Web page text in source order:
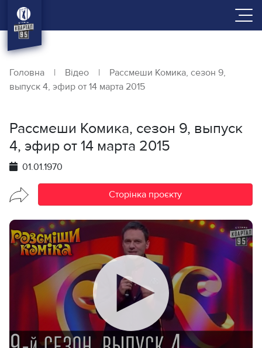
Головна | Відео |
Рассмеши Комика, сезон 9,
выпуск 4, эфир от 14 марта 2015
Рассмеши Комика, сезон 9, выпуск
4, эфир от 14 марта 2015
01.01.1970
Сторінка проєкту